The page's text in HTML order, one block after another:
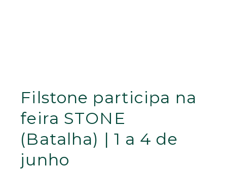
Filstone participa na
feira STONE
(Batalha) | 1 a 4 de
junho